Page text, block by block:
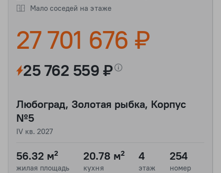
Мало соседей на этаже
27 701 676 ₽
25 762 559 ₽
Любоград, Золотая рыбка, Корпус
№5
IV кв. 2027
56.32 м²
жилая площадь
20.78 м²
кухня
4
этаж
254
номер